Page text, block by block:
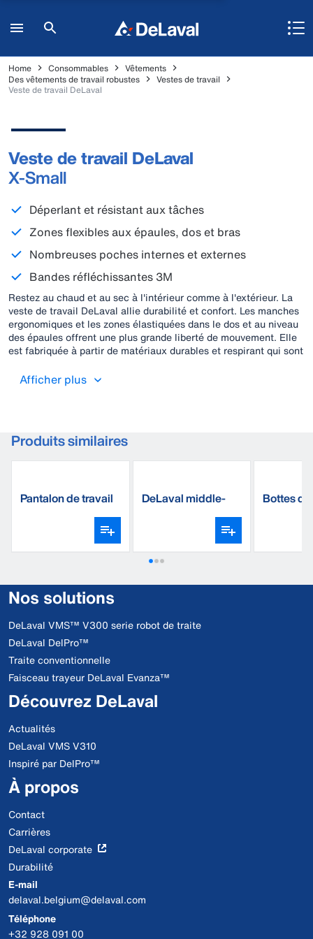
Home Consommables
Vêtements
Des vêtements de travail robustes
Vestes de travail
Veste de travail DeLaval
Veste de travail DeLaval
X-Small
Déperlant et résistant aux tâches
Zones flexibles aux épaules, dos et bras
Nombreuses poches internes et externes
Bandes réfléchissantes 3M
Restez au chaud et au sec à l'intérieur comme à l'extérieur. La
veste de travail DeLaval allie durabilité et confort. Les manches
ergonomiques et les zones élastiquées dans le dos et au niveau
des épaules offrent une plus grande liberté de mouvement. Elle
est fabriquée à partir de matériaux durables et respirant qui sont
supplémentaire aux niveaux des principaux points de pression,
les coudes sont renforcés avec du tissu CORDURA®.
Afficher plus
Produits similaires
Pantalon de travail DeLaval middle- Bottes
Nos solutions
DeLaval VMS™ V300 serie robot de traite
DeLaval DelPro™
Traite conventionnelle
Faisceau trayeur DeLaval Evanza™
Découvrez DeLaval
Actualités
DeLaval VMS V310
Inspiré par DelPro™
À propos
Contact
Carrières
DeLaval corporate
Durabilité
E-mail
delaval.belgium@delaval.com
Téléphone
+32 928 091 00